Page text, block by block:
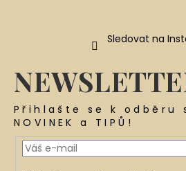
Sledovat na
Přihlašte se k odběru
NOVINEK a TIPŮ!